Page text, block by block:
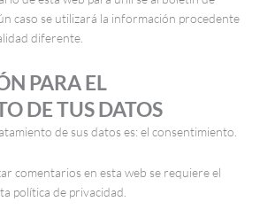
caso se utilizará la información procedente
diferente.
PARA EL
DE TUS DATOS
de sus datos es: el consentimiento.
comentarios en esta web se requiere el
política de privacidad.